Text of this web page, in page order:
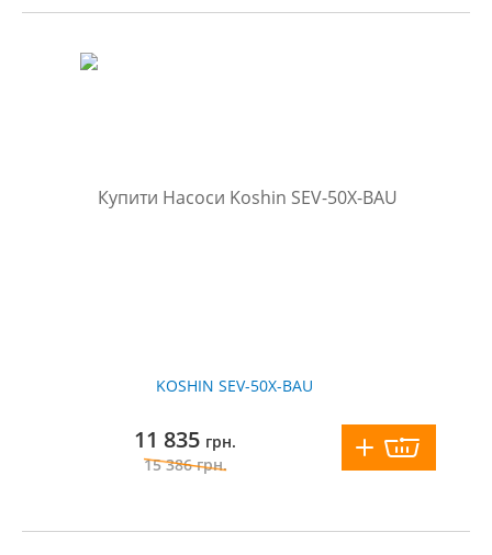
KOSHIN SEV-50X-BAU
11 835 грн.
15 386грн.